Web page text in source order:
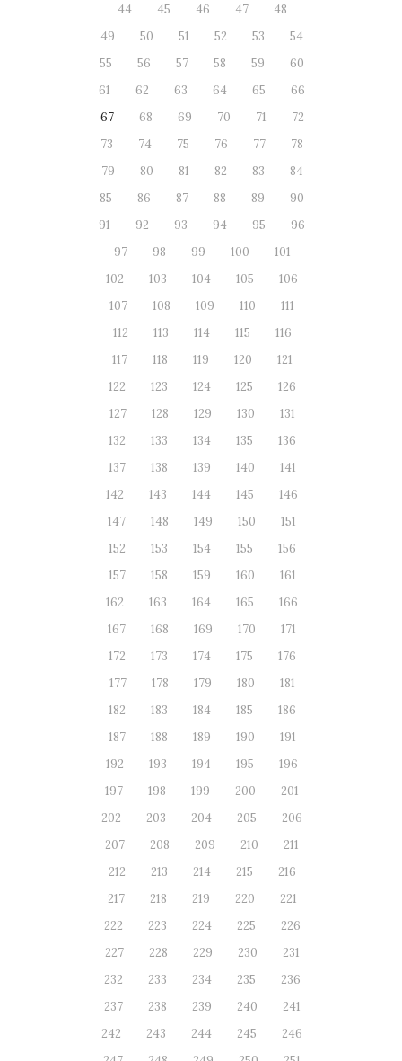
44
45 46 47
48
49
50 51 52 53
54
55
56 57 58 59
60
61
62 63 64 65
66
67
68 69 70 71
72
73
74 75 76 77
78
79
80 81 82 83
84
85
86 87 88 89
90
91
92 93 94 95
96
97
98 99 100
101
102
103 104 105
106
107
108 109 110
111
112
113 114 115
116
117
118 119 120
121
122
123 124 125
126
127
128 129 130
131
132
133 134 135
136
137
138 139 140
141
142
143 144 145
146
147
148 149 150
151
152
153 154 155
156
157
158 159 160
161
162
163 164 165
166
167
168 169 170
171
172
173 174 175
176
177
178 179 180
181
182
183 184 185
186
187
188 189 190
191
192
193 194 195
196
197
198 199 200
201
202
203 204 205
206
207
208 209 210
211
212
213 214 215
216
217
218 219 220
221
222
223 224 225
226
227
228 229 230
231
232
233 234 235
236
237
238 239 240
241
242
243 244 245
246